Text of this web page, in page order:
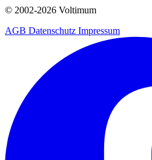
© 2002-2026 Voltimum
AGB Datenschutz Impressum